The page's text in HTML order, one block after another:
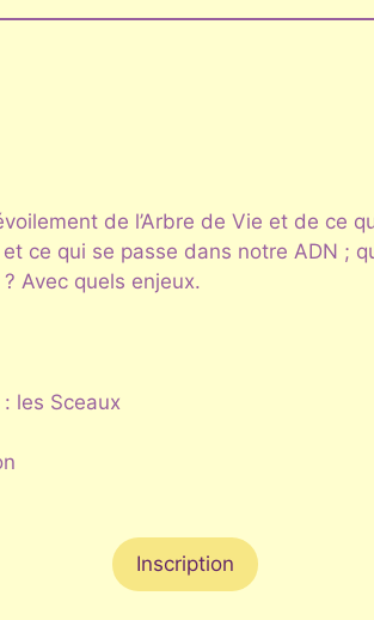
de l’Arbre de Vie et de ce
ce qui se passe dans notre ADN ;
Avec quels enjeux.
les Sceaux
Inscription